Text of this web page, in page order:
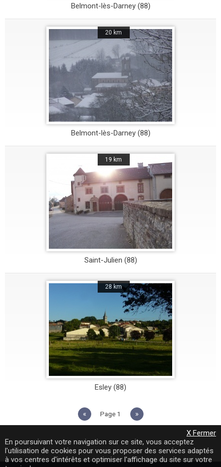
Belmont-lès-Darney (88)
20 km
Belmont-lès-Darney (88)
19 km
Saint-Julien (88)
28 km
Esley (88)
« 1 »
X Fermer
En poursuivant votre navigation sur ce site, vous acceptez
l'utilisation de cookies pour vous proposer des services adaptés
à vos centres d'intérêts et optimiser l'affichage du site sur votre